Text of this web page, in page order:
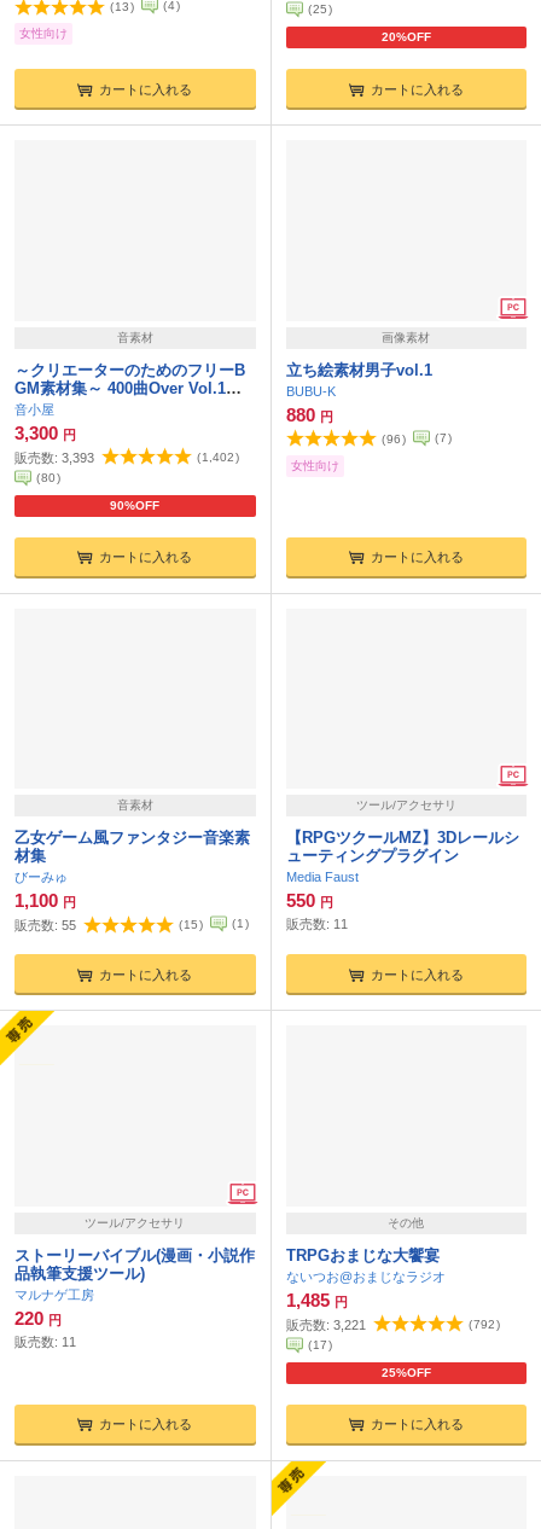
(13) (4)
女性向け
カートに入れる
20%OFF
(25)
カートに入れる
音素材
～クリエーターのためのフリーB
GM素材集～ 400曲Over Vol.1～V
ol.11 コンプリートセット Ver1.2
音小屋
3,300 円
90%OFF
販売数: 3,393 (1,402)
(80)
カートに入れる
画像素材
立ち絵素材男子vol.1
BUBU-K
880 円
(96) (7)
女性向け
カートに入れる
音素材
乙女ゲーム風ファンタジー音楽素
材集
びーみゅ
1,100 円
販売数: 55 (15) (1)
カートに入れる
ツール/アクセサリ
【RPGツクールMZ】3Dレールシ
ューティングプラグイン
Media Faust
550 円
販売数: 11
カートに入れる
ツール/アクセサリ
ストーリーバイブル(漫画・小説作
品執筆支援ツール)
マルナゲ工房
220 円
販売数: 11
カートに入れる
その他
TRPGおまじな大饗宴
ないつお@おまじなラジオ
1,485 円
25%OFF
販売数: 3,221 (792)
( 17)
カートに入れる